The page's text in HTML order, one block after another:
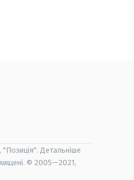
"Позиція". Детальніше
© 2005—2021,